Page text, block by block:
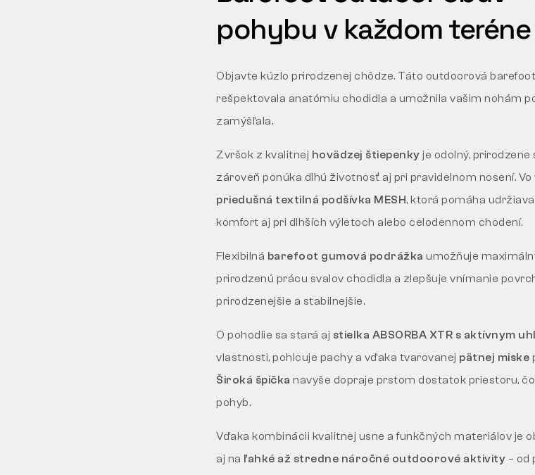
pohybu v každom teréne
Objavte kúzlo prirodzenej chôdze. Táto outdoorová
rešpektovala anatómiu chodidla a umožnila vašim nohám
zamýšľala.
Zvršok z kvalitnej hovädzej štiepenky je odolný,
zároveň ponúka dlhú životnosť aj pri pravidelnom nosení.
priedušná textilná podšívka MESH, ktorá pomáha
komfort aj pri dlhších výletoch alebo celodennom chodení.
Flexibilná barefoot gumová podrážka umožňuje
prirodzenú prácu svalov chodidla a zlepšuje vnímanie
prirodzenejšie a stabilnejšie.
O pohodlie sa stará aj stielka ABSORBA XTR s aktívnym
vlastnosti, pohlcuje pachy a vďaka tvarovanej pätnej miske
Široká špička navyše dopraje prstom dostatok priestoru,
pohyb.
Vďaka kombinácii kvalitnej usne a funkčných materiálov je
aj na ľahké až stredne náročné outdoorové aktivity – od